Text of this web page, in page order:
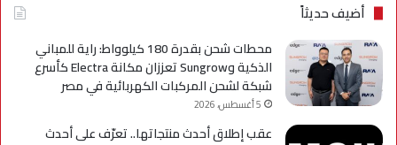
A
أضيف حديثاً
محطات شحن بقدرة 180 كيلوواط: راية للمباني
الذكية وSungrow تعززان مكانة Electra كأسرع
شبكة لشحن المركبات الكهربائية في مصر
5 أغسطس، 2026
عقب إطلاق أحدث منتجاتها.. تعرّف على أحدث